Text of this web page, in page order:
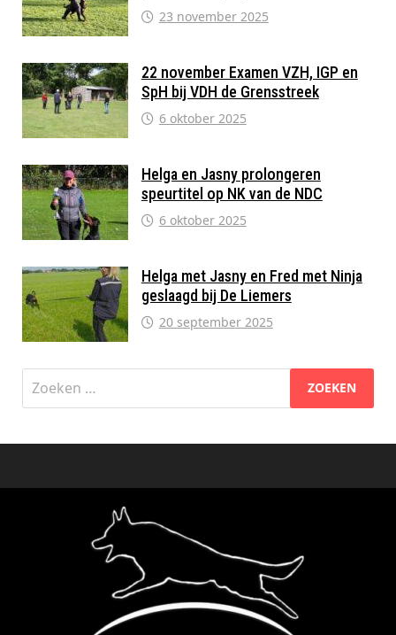
23 november 2025
22 november Examen VZH, IGP en
SpH bij VDH de Grensstreek
6 oktober 2025
Helga en Jasny prolongeren
speurtitel op NK van de NDC
6 oktober 2025
Helga met Jasny en Fred met Ninja
geslaagd bij De Liemers
20 september 2025
Zoeken
naar: